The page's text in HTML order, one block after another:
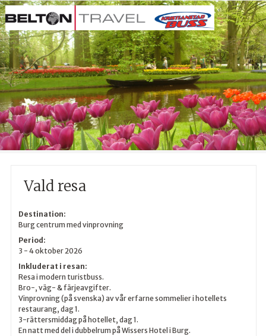
Vald resa
Destination:
Burg centrum med vinprovning
Period:
3 - 4 oktober 2026
Inkluderat i resan:
Resa i modern turistbuss.
Bro-, väg- & färjeavgifter.
Vinprovning (på svenska) av vår erfarne sommelier i hotellets
restaurang, dag 1.
3-rättersmiddag på hotellet, dag 1.
En natt med del i dubbelrum på Wissers Hotel i Burg.